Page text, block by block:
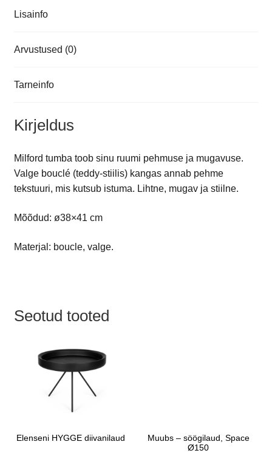
Lisainfo
Arvustused (0)
Tarneinfo
Kirjeldus
Milford tumba toob sinu ruumi pehmuse ja mugavuse.
Valge bouclé (teddy-stiilis) kangas annab pehme
tekstuuri, mis kutsub istuma. Lihtne, mugav ja stiilne.
Mõõdud: ø38×41 cm
Materjal: boucle, valge.
Seotud tooted
Elenseni HYGGE diivanilaud
Muubs – söögilaud, Space
Ø150